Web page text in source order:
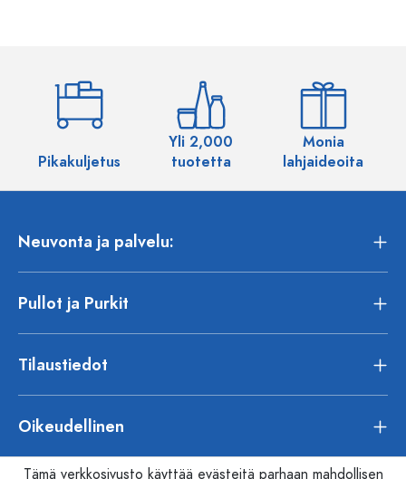
Pikakuljetus
Yli 2,000
tuotetta
Monia
lahjaideoita
Neuvonta ja palvelu:
Pullot ja Purkit
Tilaustiedot
Oikeudellinen
Tämä verkkosivusto käyttää evästeitä parhaan mahdollisen